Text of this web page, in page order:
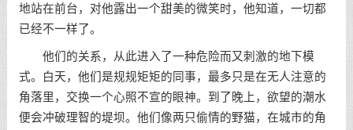
地站在前台，对他露出一个甜美的微笑时，他知道，一切都
已经不一样了。
他们的关系，从此进入了一种危险而又刺激的地下模
式。白天，他们是规规矩矩的同事，最多只是在无人注意的
角落里，交换一个心照不宣的眼神。到了晚上，欲望的潮水
便会冲破理智的堤坝。他们像两只偷情的野猫，在城市的角